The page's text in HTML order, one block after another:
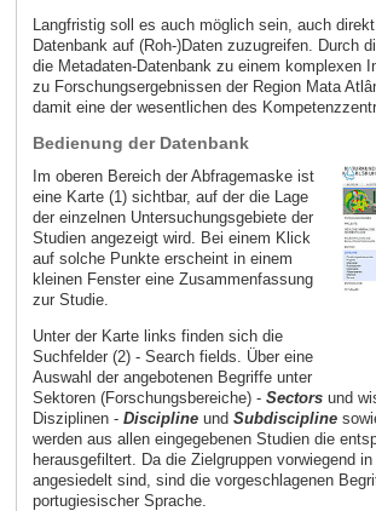
Langfristig soll es auch möglich sein, auch
Datenbank auf (Roh-)Daten zuzugreifen. Durch
die Metadaten-Datenbank zu einem komplexen
zu Forschungsergebnissen der Region Mata
damit eine der wesentlichen des
Bedienung der Datenbank
Im oberen Bereich der Abfragemaske ist
eine Karte (1) sichtbar, auf der die Lage
der einzelnen Untersuchungsgebiete der
Studien angezeigt wird. Bei einem Klick
auf solche Punkte erscheint in einem
kleinen Fenster eine Zusammenfassung
zur Studie.
Unter der Karte links finden sich die
Suchfelder (2) - Search fields. Über eine
Auswahl der angebotenen Begriffe unter
Sektoren (Forschungsbereiche) - Sectors und
Disziplinen - Discipline und Subdiscipline
werden aus allen eingegebenen Studien die
herausgefiltert. Da die Zielgruppen vorwiegend
angesiedelt sind, sind die vorgeschlagenen
portugiesischer Sprache.